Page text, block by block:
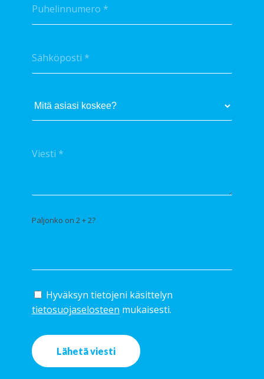
Paljonko on 2 + 2?
Hyväksyn tietojeni käsittelyn
tietosuojaselosteen mukaisesti.